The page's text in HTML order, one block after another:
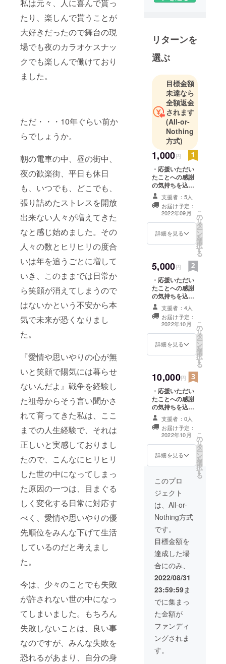
私は元々、人に喜んで貰っ
たり、楽しんで貰うことが
大好きだったので舞台の現
場でも夜のカラオケスナッ
クでも楽しんで働けており
ました。
ただ・・・10年ぐらい前か
らでしょうか。
朝の電車の中、昼の街中、
夜の歓楽街、平日も休日
も、いつでも、どこでも、
張り詰めたストレスを開放
出来ない人々が増えてきた
なと感じ始めました。その
人々の数とヒリヒリの度合
いは年を追うごとに増して
いき、このままでは日常か
ら笑顔が消えてしまうので
はないかという不安から本
気で未来が恐くなりまし
た。
『愛情や思いやりの心が無
いと笑顔で陽気には暮らせ
ないんだよ』戦争を経験し
た祖母からそう言い聞かさ
れて育ってきた私は、ここ
までの人生経験で、それは
正しいと実感しておりまし
たので、こんなにヒリヒリ
した世の中になってしまっ
た原因の一つは、目まぐる
しく変化する日常に対応す
べく、愛情や思いやりの優
先順位をみんな下げて生活
しているのだと考えまし
た。
今は、少々のことでも失敗
が許されない世の中になっ
てしまいました。もちろん
失敗しないことは、良い事
なのですが、みんな失敗を
恐れるがあまり、自分の身
で深夜まで
働いていま
す。
の作品世
界、夜はお
酒を楽しむ
お客様との
現実世界、
この二つの
世界で私は
多種多様な
人とたくさ
ん出会いま
した。
生活も紆余
曲折、山あ
り谷あり、
色んな事が
ありまし
この経験を
武器に、ス
トレスの多
い社会では
あります
が、これか
らも私なり
に笑顔に溢
れ、楽しく
たいと思っ
ておりま
す。
リターンを
選ぶ
目標金額
未達なら
全額返金
されます
(All-or-
Nothing
方式)
1,000円
・応援いただい
たことへの感謝
の気持ちを込め
た、お礼のお手
紙 支援者：5人
お届け予定：
2022年09月
詳細を見る
こ
の
リ
タ
ー
ン
を
選
択
す
る
5,000円
・応援いただい
たことへの感謝
の気持ちを込め
た、お礼のお手
紙 ・【三粒の大
豆】と大事の書
かれたオリジナ
ルパッケージに
入った『栽培用
にてお名前を掲
考欄に、エンド
ロールに掲載希
望のお名前をご
記入ください。
ご希望名がない
場合は
CAMPFIREユー
せていただきま
す。 掲載のお名
照らし合わせ
て、ご希望に添
えない場合もご
ざいますので予
めご了承くださ
い。
支援者：4人
お届け予定：
2022年10月
詳細を見る
こ
の
リ
タ
ー
ン
を
選
択
す
る
10,000円
・応援いただい
たことへの感謝
の気持ちを込め
た、お礼のお手
紙 ・【三粒の大
豆】と大事の書
かれたオリジナ
ルパッケージに
入った『栽培用
のエンドロール
にてお名前を掲
載 ・三部作の中
からお好きなオ
リジナル脚本を
一つプレゼント
※支援時の備考欄
に、エンドロー
ルに掲載希望の
お名前をご記入
ください。 ご希
望名がない場合
はCAMPFIRE
載させていただ
きます。 掲載の
お名前は公序良
俗に照らし合わ
せて、ご希望に
添えない場合も
ございますので
予めご了承くだ
さい。
支援者：0人
お届け予定：
2022年10月
詳細を見る
こ
の
リ
タ
ー
ン
を
選
択
す
る
このプロ
ジェクト
は、All-or-
Nothing方式
です。
目標金額を
達成した場
合にのみ、
2022/08/31
23:59:59ま
でに集まっ
た金額が
ファンディ
ングされま
す。